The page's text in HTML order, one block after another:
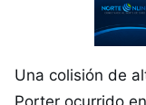
Una colisión de
Porter ocurrido